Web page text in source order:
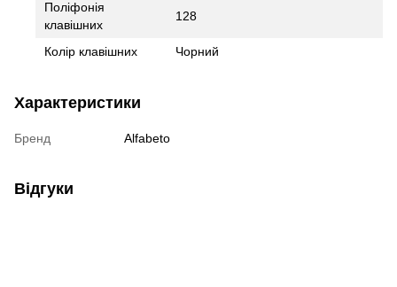
Поліфонія
клавішних
128
Колір клавішних Чорний
Характеристики
Бренд Alfabeto
Відгуки